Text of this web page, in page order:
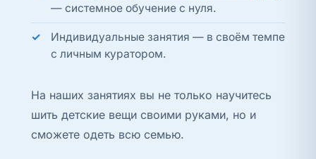
— системное обучение с нуля.
Индивидуальные занятия — в своём темпе
с личным куратором.
На наших занятиях вы не только научитесь
шить детские вещи своими руками, но и
сможете одеть всю семью.